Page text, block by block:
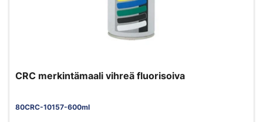
CRC merkintämaali vihreä fluorisoiva
80CRC-10157-600ml